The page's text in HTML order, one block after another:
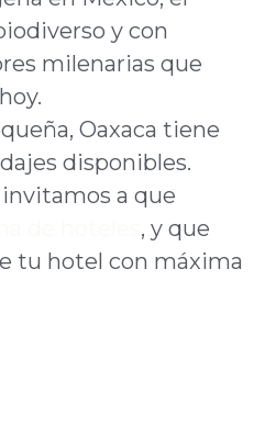
y con
milenarias que
Oaxaca tiene
disponibles.
a que
, y que
tu hotel con máxima